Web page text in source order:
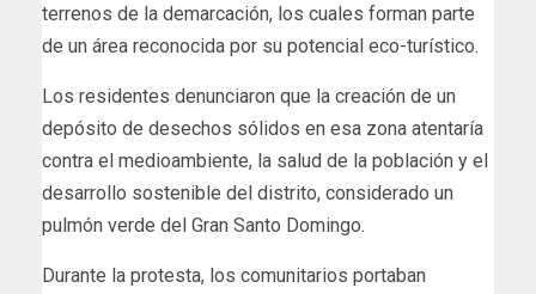
terrenos de la demarcación, los cuales forman parte
de un área reconocida por su potencial eco-turístico.
Los residentes denunciaron que la creación de un
depósito de desechos sólidos en esa zona atentaría
contra el medioambiente, la salud de la población y el
desarrollo sostenible del distrito, considerado un
pulmón verde del Gran Santo Domingo.
Durante la protesta, los comunitarios portaban